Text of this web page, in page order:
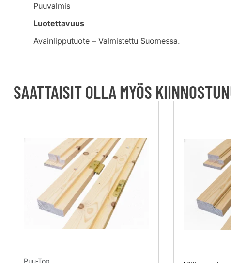
Puuvalmis
Luotettavuus
Avainlipputuote – Valmistettu Suomessa.
SAATTAISIT OLLA MYÖS
Puu-Top